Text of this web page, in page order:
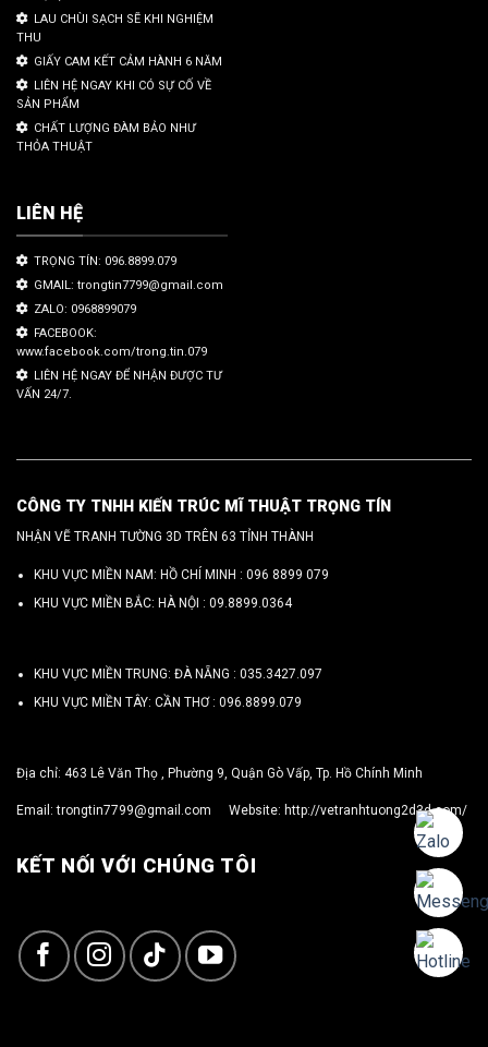
LAU CHÙI SẠCH SẼ KHI NGHIỆM
THU
GIẤY CAM KẾT CẢM HÀNH 6 NĂM
LIÊN HỆ NGAY KHI CÓ SỰ CỐ VỀ
SẢN PHẨM
CHẤT LƯỢNG ĐÀM BẢO NHƯ
THỎA THUẬT
LIÊN HỆ
TRỌNG TÍN: 096.8899.079
GMAIL: trongtin7799@gmail.com
ZALO: 0968899079
FACEBOOK:
www.facebook.com/trong.tin.079
LIÊN HỆ NGAY ĐỂ NHẬN ĐƯỢC TƯ
VẤN 24/7.
CÔNG TY TNHH KIẾN TRÚC MĨ THUẬT TRỌNG TÍN
NHẬN VẼ TRANH TƯỜNG 3D TRÊN 63 TỈNH THÀNH
KHU VỰC MIỀN NAM: HỒ CHÍ MINH : 096 8899 079
KHU VỰC MIỀN BẮC: HÀ NỘI : 09.8899.0364
KHU VỰC MIỀN TRUNG: ĐÀ NẴNG : 035.3427.097
KHU VỰC MIỀN TÂY: CẦN THƠ : 096.8899.079
Địa chỉ: 463 Lê Văn Thọ , Phường 9, Quận Gò Vấp, Tp. Hồ Chính Minh
Email:trongtin7799@gmail.com Website: http://vetranhtuong2d3d.com/
KẾT NỐI VỚI CHÚNG TÔI